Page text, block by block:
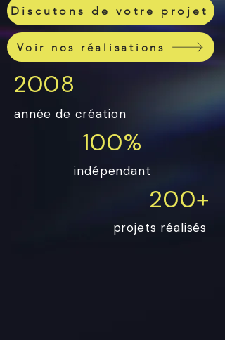
Discutons de votre projet
Voir nos réalisations
2008
année de création
100%
indépendant
200+
projets réalisés